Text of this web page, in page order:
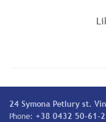
24 Symona Petlury st.
Phone: +38 0432 50-61-